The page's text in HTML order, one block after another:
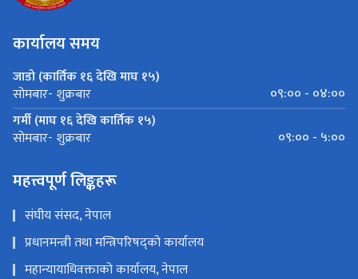
कार्यालय समय
जाडो (कार्तिक १६ देखि माघ १५)
सोमबार- शुक्रबार
०९:०० - ०४:००
गर्मी (माघ १६ देखि कार्तिक १५)
सोमबार- शुक्रबार ०९:०० - ५:००
महत्त्वपूर्ण लिङ्कहरू
संघीय संसद, नेपाल
प्रधानमन्त्री तथा मन्त्रिपरिषद्को कार्यालय
महान्यायाधिवक्ताको कार्यालय, नेपाल